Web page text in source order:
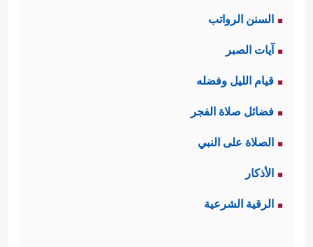
السنن الرواتب
آيات الصبر
قيام الليل وفضله
فضائل صلاة الفجر
الصلاة على النبي
الأذكار
الرقية الشرعية